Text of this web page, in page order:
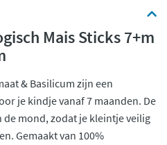
Mais Sticks 7+m
& Basilicum zijn een
je kindje vanaf 7 maanden. De
mond, zodat je kleintje veilig
Gemaakt van 100%